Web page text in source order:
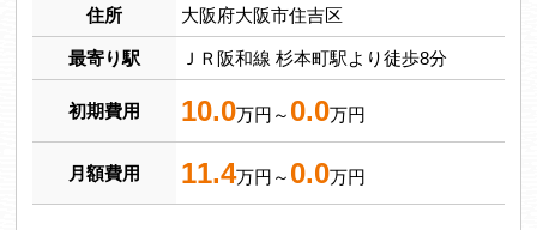
住所 大阪府大阪市住吉区
最寄り駅 ＪＲ阪和線 杉本町駅より徒歩8分
初期費用 10.0万円～ 0.0万円
月額費用 11.4万円～ 0.0万円